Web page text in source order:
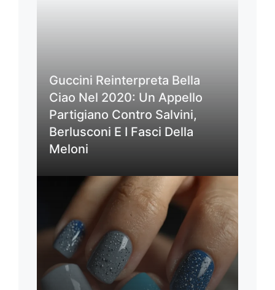
Guccini Reinterpreta Bella
Ciao Nel 2020: Un Appello
Partigiano Contro Salvini,
Berlusconi E I Fasci Della
Meloni